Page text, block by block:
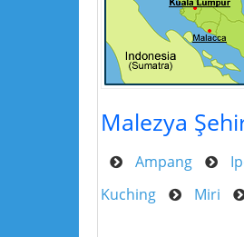
Malezya
Ampang
Kuching
Miri